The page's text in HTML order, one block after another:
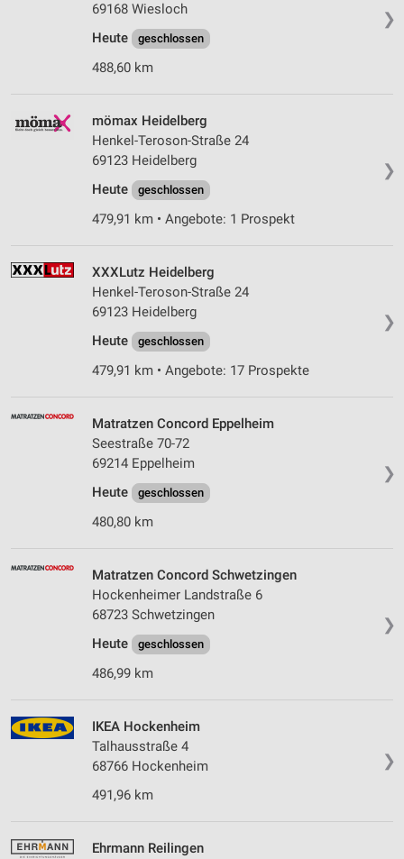
❯
69168 Wiesloch
Heute
geschlossen
488,60 km
❯
mömax Heidelberg
Henkel-Teroson-Straße 24
69123 Heidelberg
Heute
geschlossen
479,91 km • Angebote: 1 Prospekt
❯
XXXLutz Heidelberg
Henkel-Teroson-Straße 24
69123 Heidelberg
Heute
geschlossen
479,91 km • Angebote: 17 Prospekte
❯
Matratzen Concord Eppelheim
Seestraße 70-72
69214 Eppelheim
Heute
geschlossen
480,80 km
❯
Matratzen Concord Schwetzingen
Hockenheimer Landstraße 6
68723 Schwetzingen
Heute
geschlossen
486,99 km
❯
IKEA Hockenheim
Talhausstraße 4
68766 Hockenheim
491,96 km
Ehrmann Reilingen